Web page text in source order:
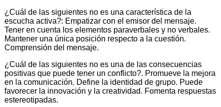
¿Cuál de las siguientes no es una característica de la
escucha activa?: Empatizar con el emisor del mensaje.
Tener en cuenta los elementos paraverbales y no verbales.
Mantener una única posición respecto a la cuestión.
Comprensión del mensaje.
¿Cuál de las siguientes no es una de las consecuencias
positivas que puede tener un conflicto?. Promueve la mejora
en la comunicación. Define la identidad de grupo. Puede
favorecer la innovación y la creatividad. Fomenta respuestas
estereotipadas.